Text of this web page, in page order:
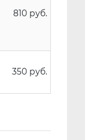
810 руб.
350 руб.